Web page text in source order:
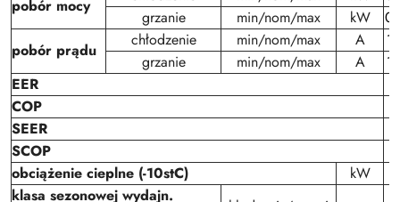
pobór mocy
grzanie
min/nom/max kW
pobór prądu
chłodzenie min/nom/max A
grzanie
min/nom/max A
EER
COP
SEER
SCOP
obciążenie cieplne (-10stC)
kW
klasa sezonowej wydajn.